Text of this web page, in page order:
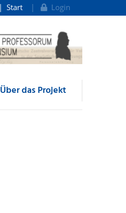
Start Login
Über das Projekt